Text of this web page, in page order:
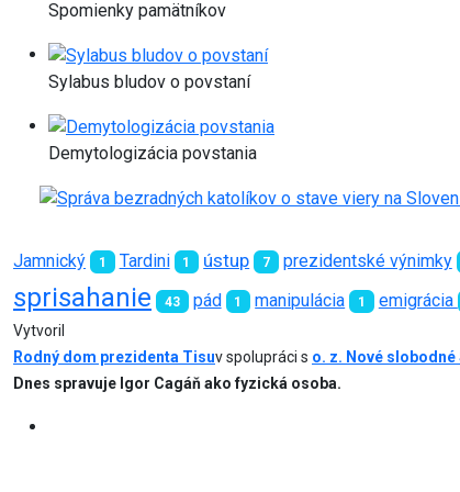
Spomienky pamätníkov
Sylabus bludov o povstaní
Demytologizácia povstania
Jamnický
1 Tardini 1 ústup 7 prezidentské výnimky
sprisahanie
43 pád 1 manipulácia 1 emigrácia
Vytvoril
Rodný dom prezidenta Tisuv spolupráci s o. z. Nové
Dnes spravuje Igor Cagáň ako fyzická osoba.